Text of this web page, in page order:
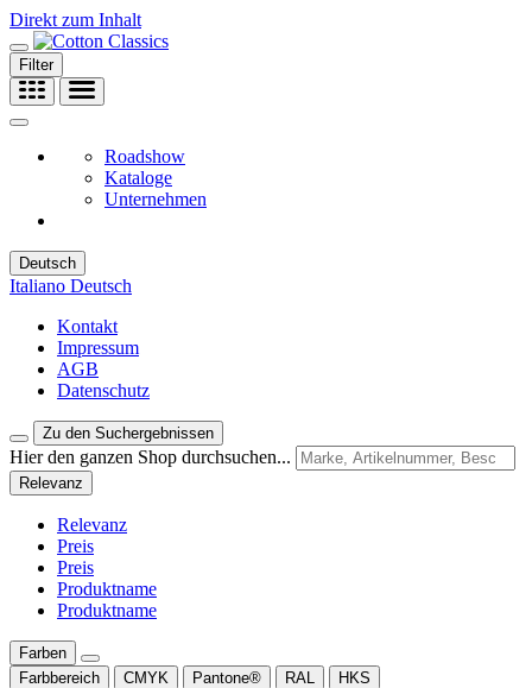
Direkt zum Inhalt
Filter
Roadshow
Kataloge
Unternehmen
Deutsch
Italiano Deutsch
Kontakt
Impressum
AGB
Datenschutz
Zu den Suchergebnissen
Hier den ganzen Shop durchsuchen...
Relevanz
Relevanz
Preis
Preis
Produktname
Produktname
Farben
Farbbereich
CMYK Pantone® RAL HKS